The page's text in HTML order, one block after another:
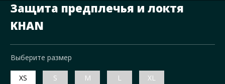
Защита предплечья и локтя
KHAN
Выберите размер
XS S M L XL